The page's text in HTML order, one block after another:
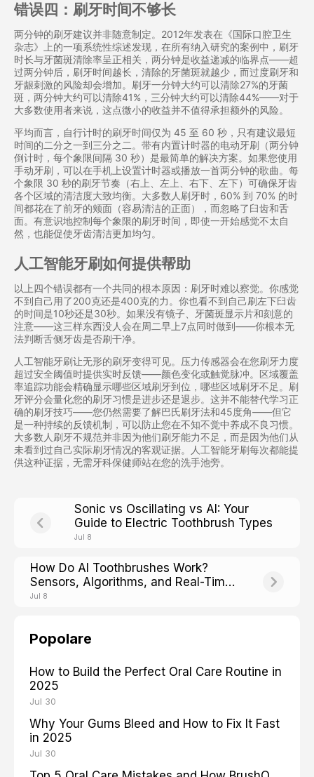
错误四：刷牙时间不够长
两分钟的刷牙建议并非随意制定。2012年发表在《国际口腔卫生
杂志》上的一项系统性综述发现，在所有纳入研究的案例中，刷牙
时长与牙菌斑清除率呈正相关，两分钟是收益递减的临界点——超
过两分钟后，刷牙时间越长，清除的牙菌斑就越少，而过度刷牙和
牙龈刺激的风险却会增加。刷牙一分钟大约可以清除27%的牙菌
斑，两分钟大约可以清除41%，三分钟大约可以清除44%——对于
大多数使用者来说，这点微小的收益并不值得承担额外的风险。
平均而言，自行计时的刷牙时间仅为 45 至 60 秒，只有建议最短
时间的二分之一到三分之二。带有内置计时器的电动牙刷（两分钟
倒计时，每个象限间隔 30 秒）是最简单的解决方案。如果您使用
手动牙刷，可以在手机上设置计时器或播放一首两分钟的歌曲。每
个象限 30 秒的刷牙节奏（右上、左上、右下、左下）可确保牙齿
各个区域的清洁度大致均衡。大多数人刷牙时，60% 到 70% 的时
间都花在了前牙的颊面（容易清洁的正面），而忽略了臼齿和舌
面。有意识地控制每个象限的刷牙时间，即使一开始感觉不太自
然，也能促使牙齿清洁更加均匀。
人工智能牙刷如何提供帮助
以上四个错误都有一个共同的根本原因：刷牙时难以察觉。你感觉
不到自己用了200克还是400克的力。你也看不到自己刷左下臼齿
的时间是10秒还是30秒。如果没有镜子、牙菌斑显示片和刻意的
注意——这三样东西没人会在周二早上7点同时做到——你根本无
法判断舌侧牙齿是否刷干净。
人工智能牙刷让无形的刷牙变得可见。压力传感器会在您刷牙力度
超过安全阈值时提供实时反馈——颜色变化或触觉脉冲。区域覆盖
率追踪功能会精确显示哪些区域刷牙到位，哪些区域刷牙不足。刷
牙评分会量化您的刷牙习惯是进步还是退步。这并不能替代学习正
确的刷牙技巧——您仍然需要了解巴氏刷牙法和45度角——但它
是一种持续的反馈机制，可以防止您在不知不觉中养成不良习惯。
大多数人刷牙不规范并非因为他们刷牙能力不足，而是因为他们从
未看到过自己实际刷牙情况的客观证据。人工智能牙刷每次都能提
供这种证据，无需牙科保健师站在您的洗手池旁。
Sonic vs Oscillating vs AI: Your
Guide to Electric Toothbrush Types
Jul 8
How Do AI Toothbrushes Work?
Sensors, Algorithms, and Real-Time
Feedback Explained
Jul 8
Popolare
How to Build the Perfect Oral Care Routine in
2025
Jul 30
Why Your Gums Bleed and How to Fix It Fast
in 2025
Jul 30